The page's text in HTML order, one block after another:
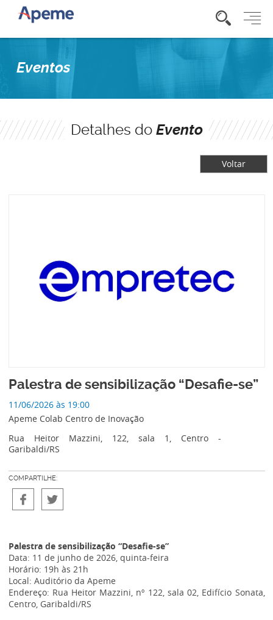
Eventos
Detalhes do Evento
Voltar
Palestra de sensibilização “Desafie-se”
11/06/2026 às 19:00
Apeme Colab Centro de Inovação
Rua Heitor Mazzini, 122, sala 1, Centro -
Garibaldi/RS
COMPARTILHE:
Palestra de sensibilização “Desafie-se”
Data: 11 de junho de 2026, quinta-feira
Horário: 19h às 21h
Local: Auditório da Apeme
Endereço: Rua Heitor Mazzini, nº 122, sala 02, Edifício Sonata,
Centro, Garibaldi/RS